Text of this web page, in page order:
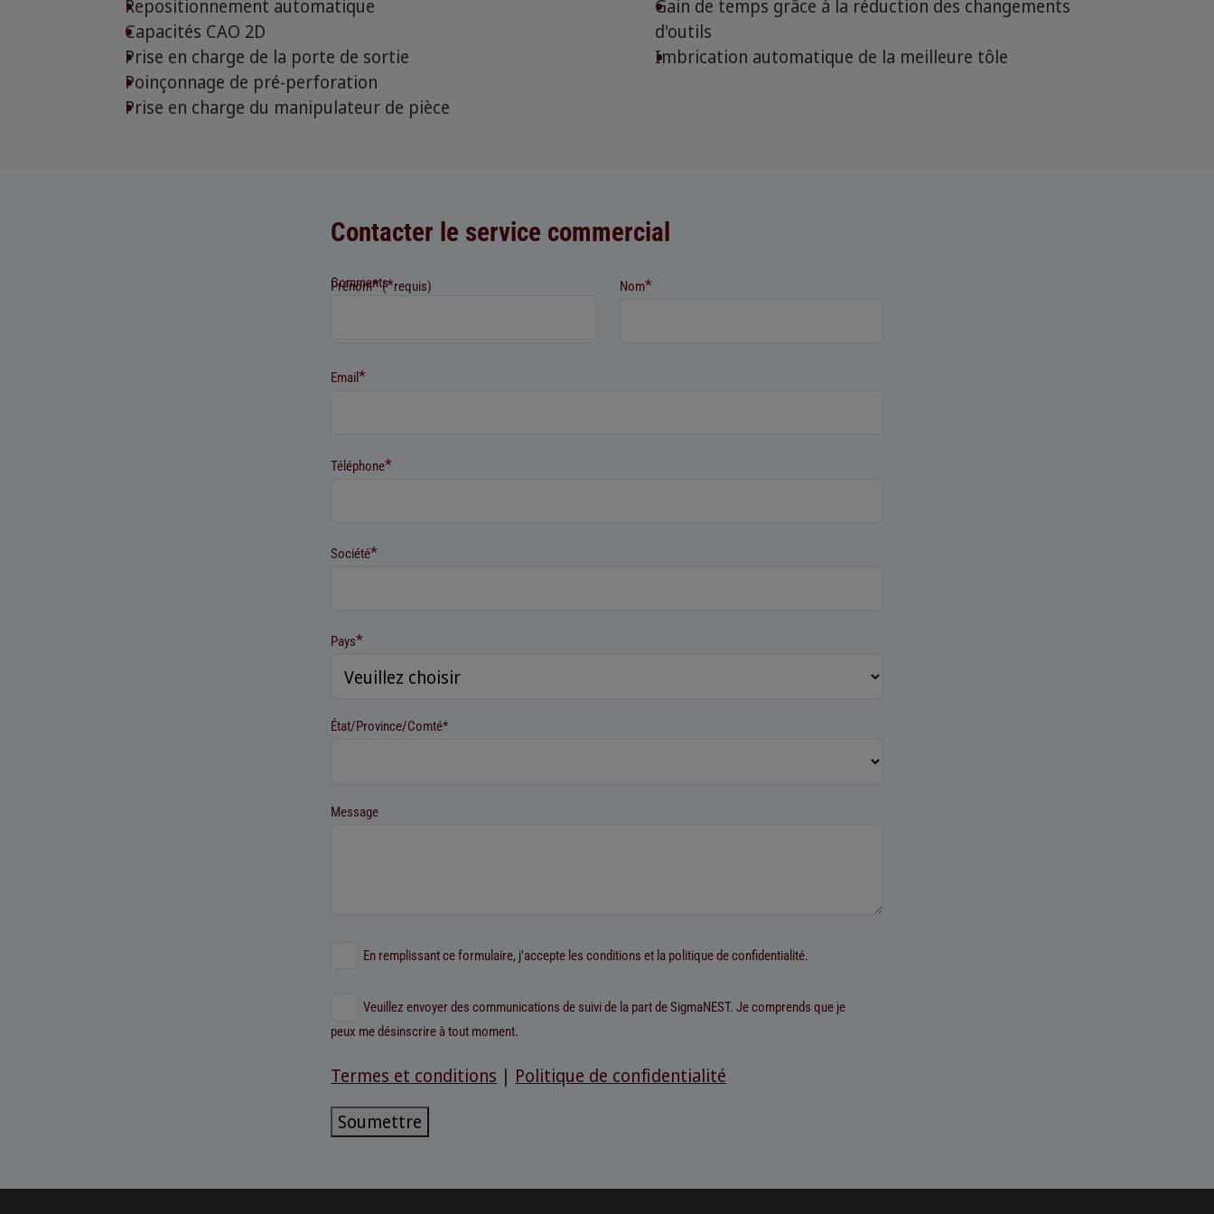
Repositionnement automatique
Capacités CAO 2D
Prise en charge de la porte de sortie
Poinçonnage de pré-perforation
Prise en charge du manipulateur de pièce
Gain de temps grâce à la réduction des changements
d'outils
Imbrication automatique de la meilleure tôle
Contacter le service commercial
Comments
Prénom*(*requis) Nom*
Email*
Téléphone*
Société*
Pays*
État/Province/Comté*
Message
En remplissant ce formulaire, j'accepte les conditions et la politique de confidentialité.
Veuillez envoyer des communications de suivi de la part de SigmaNEST. Je comprends que je
peux me désinscrire à tout moment.
Termes et conditions | Politique de confidentialité
Soumettre